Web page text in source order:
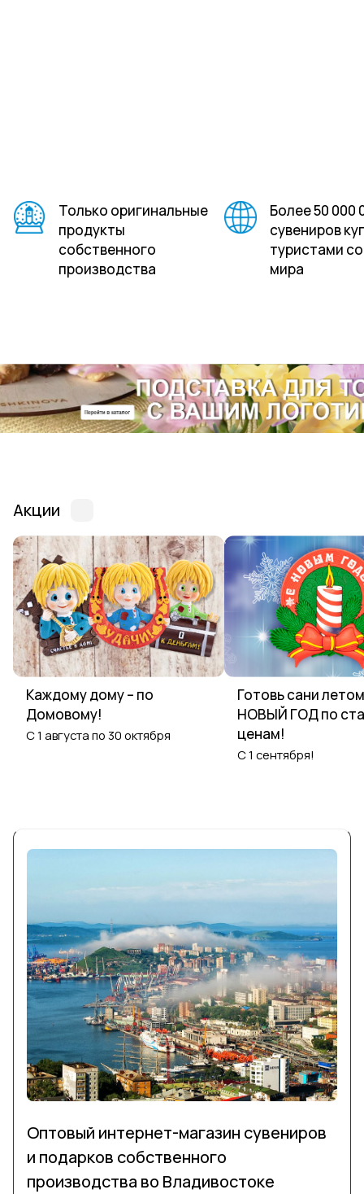
Только оригинальные
продукты
собственного
производства
Более 50 000
сувениров
туристами
мира
Акции
Каждому дому – по
Домовому!
С 1 августа по 30 октября
Готовь сани
НОВЫЙ ГОД по
ценам!
С 1 сентября!
Оптовый интернет-магазин сувениров
и подарков собственного
производства во Владивостоке